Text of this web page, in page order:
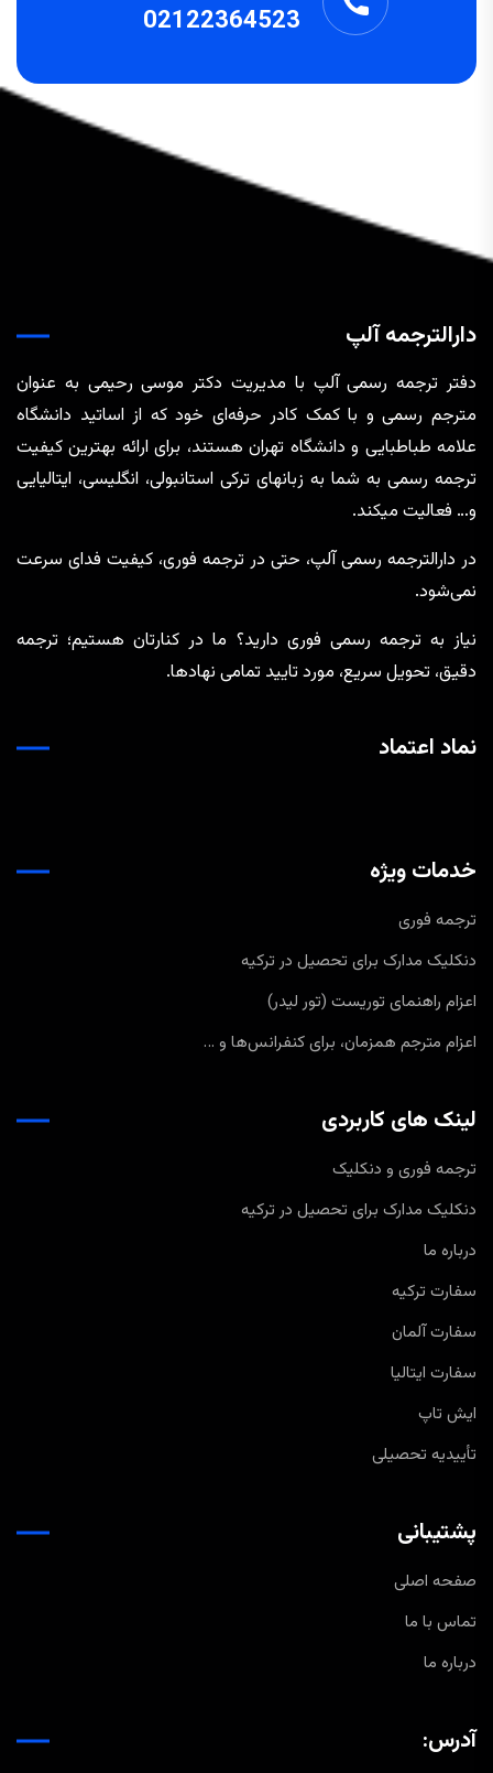
02122364523
دارالترجمه آلپ
دفتر ترجمه رسمی آلپ با مدیریت دکتر موسی رحیمی به عنوان
مترجم رسمی و با کمک کادر حرفه‌ای خود که از اساتید دانشگاه
علامه طباطبایی و دانشگاه تهران هستند، برای ارائه بهترین کیفیت
ترجمه رسمی به شما به زبانهای ترکی استانبولی، انگلیسی، ایتالیایی
و… فعالیت میکند.
در دارالترجمه رسمی آلپ، حتی در ترجمه‌ فوری، کیفیت فدای سرعت
نمی‌شود.
نیاز به ترجمه رسمی فوری دارید؟ ما در کنارتان هستیم؛ ترجمه
دقیق، تحویل سریع، مورد تایید تمامی نهادها.
نماد اعتماد
خدمات ویژه
ترجمه فوری
دنکلیک مدارک برای تحصیل در ترکیه
اعزام راهنمای توریست (تور لیدر)
اعزام مترجم همزمان، برای کنفرانس‌ها و …
لینک های کاربردی
ترجمه فوری و دنکلیک
دنکلیک مدارک برای تحصیل در ترکیه
درباره ما
سفارت ترکیه
سفارت آلمان
سفارت ایتالیا
ایش تاپ
تأییدیه تحصیلی
پشتیبانی
صفحه اصلی
تماس با ما
درباره ما
آدرس: